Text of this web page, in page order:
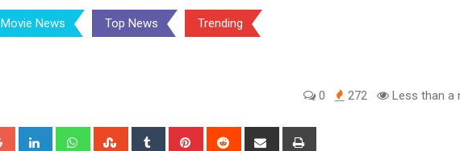
Movie News Top News Trending
0 272 Less than a
Google+ LinkedIn WhatsappStumbleUpon
Tumblr Pinterest Reddit
Share